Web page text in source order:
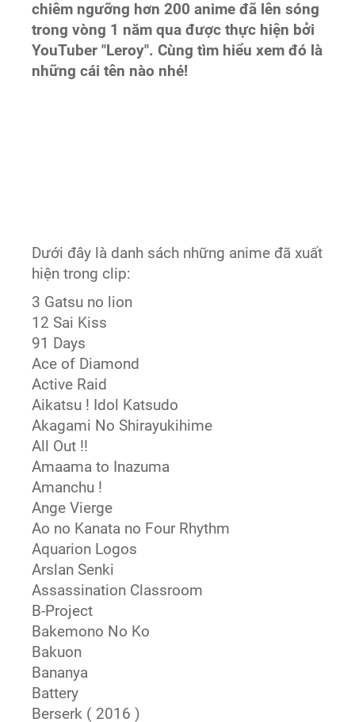
chiêm ngưỡng hơn 200 anime đã lên sóng
trong vòng 1 năm qua được thực hiện bởi
YouTuber "Leroy". Cùng tìm hiểu xem đó là
những cái tên nào nhé!
Dưới đây là danh sách những anime đã xuất
hiện trong clip:
3 Gatsu no lion
12 Sai Kiss
91 Days
Ace of Diamond
Active Raid
Aikatsu ! Idol Katsudo
Akagami No Shirayukihime
All Out !!
Amaama to Inazuma
Amanchu !
Ange Vierge
Ao no Kanata no Four Rhythm
Aquarion Logos
Arslan Senki
Assassination Classroom
B-Project
Bakemono No Ko
Bakuon
Bananya
Battery
Berserk ( 2016 )